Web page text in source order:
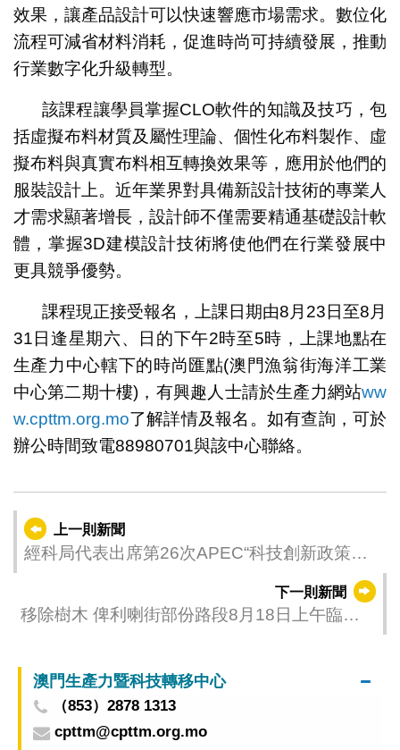
效果，讓產品設計可以快速響應市場需求。數位化
流程可減省材料消耗，促進時尚可持續發展，推動
行業數字化升級轉型。
該課程讓學員掌握CLO軟件的知識及技巧，包
括虛擬布料材質及屬性理論、個性化布料製作、虛
擬布料與真實布料相互轉換效果等，應用於他們的
服裝設計上。近年業界對具備新設計技術的專業人
才需求顯著增長，設計師不僅需要精通基礎設計軟
體，掌握3D建模設計技術將使他們在行業發展中
更具競爭優勢。
課程現正接受報名，上課日期由8月23日至8月
31日逢星期六、日的下午2時至5時，上課地點在
生產力中心轄下的時尚匯點(澳門漁翁街海洋工業
中心第二期十樓)，有興趣人士請於生產力網站ww
w.cpttm.org.mo了解詳情及報名。如有查詢，可於
辦公時間致電88980701與該中心聯絡。
上一則新聞
經科局代表出席第26次APEC“科技創新政策伙
下一則新聞
移除樹木 俾利喇街部份路段8月18日上午臨時
澳門生產力暨科技轉移中心
（853）2878 1313
cpttm@cpttm.org.mo